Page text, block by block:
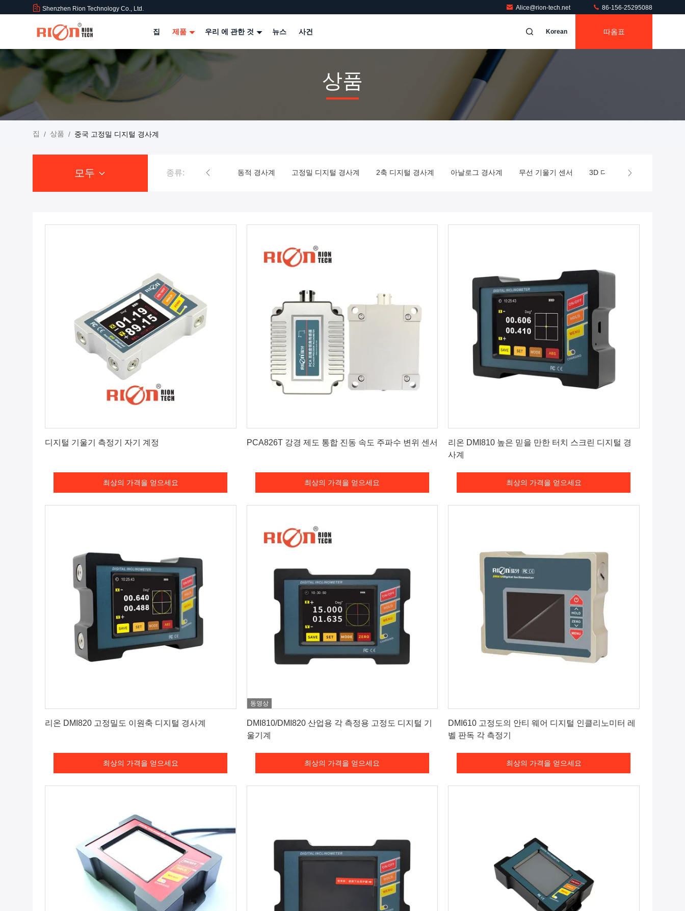
Shenzhen Rion Technology Co., Ltd. Alice@rion-tech.net 86-156-25295088
집 제품 우리 에 관한 것 뉴스 사건 Korean 따옴표
상품
집 / 상품 / 중국 고정밀 디지털 경사계
모두 종류:
기울기 센서 경사계 동적 경사계 고정밀 디지털 경사계 2축 디지털 경사계 아날로그 경사계 무선 기울기 센서 3D 디지털 나침반
디지털 기울기 측정기 자기 계정
최상의 가격을 얻으세요
PCA826T 강경 제도 통합 진동 속도 주파수 변위 센서
최상의 가격을 얻으세요
리온 DMI810 높은 믿을 만한 터치 스크린 디지털 경
사계
최상의 가격을 얻으세요
리온 DMI820 고정밀도 이원축 디지털 경사계
최상의 가격을 얻으세요
동영상
DMI810/DMI820 산업용 각 측정용 고정도 디지털 기
울기계
최상의 가격을 얻으세요
DMI610 고정도의 안티 웨어 디지털 인클리노미터 레
벨 판독 각 측정기
최상의 가격을 얻으세요